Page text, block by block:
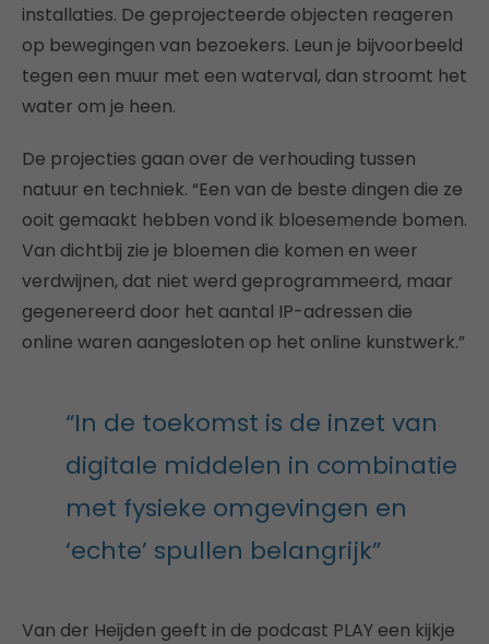
installaties. De geprojecteerde objecten reageren
op bewegingen van bezoekers. Leun je bijvoorbeeld
tegen een muur met een waterval, dan stroomt het
water om je heen.
De projecties gaan over de verhouding tussen
natuur en techniek. “Een van de beste dingen die ze
ooit gemaakt hebben vond ik bloesemende bomen.
Van dichtbij zie je bloemen die komen en weer
verdwijnen, dat niet werd geprogrammeerd, maar
gegenereerd door het aantal IP-adressen die
online waren aangesloten op het online kunstwerk.”
“In de toekomst is de inzet van
digitale middelen in combinatie
met fysieke omgevingen en
‘echte’ spullen belangrijk”
Van der Heijden geeft in de podcast PLAY een kijkje